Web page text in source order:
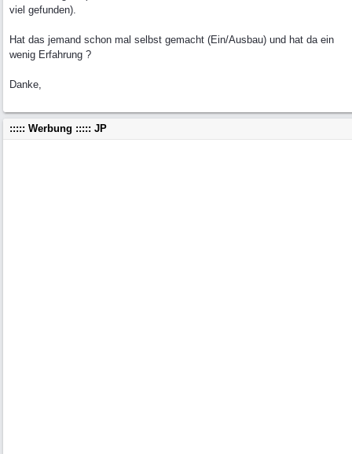
viel gefunden).
Hat das jemand schon mal selbst gemacht (Ein/Ausbau) und hat da ein
wenig Erfahrung ?
Danke,
::::: Werbung ::::: JP